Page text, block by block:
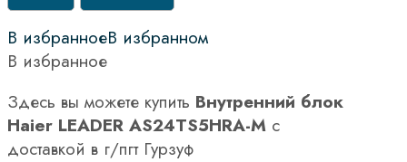
В избранноеВ избранном
В избранное
Здесь вы можете купить Внутренний блок
Haier LEADER AS24TS5HRA-M с
доставкой в г/пгт Гурзуф